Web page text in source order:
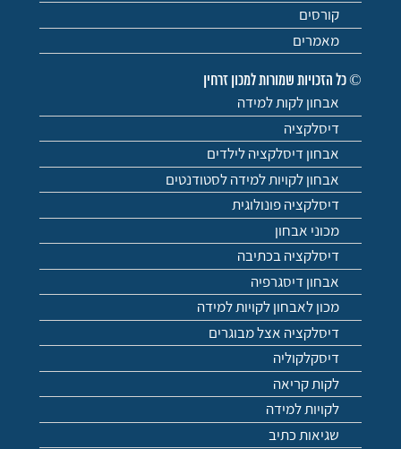
קורסים
מאמרים
© כל הזכויות שמורות למכון זרחין
אבחון לקות למידה
דיסלקציה
אבחון דיסלקציה לילדים
אבחון לקויות למידה לסטודנטים
דיסלקציה פונולוגית
מכוני אבחון
דיסלקציה בכתיבה
אבחון דיסגרפיה
מכון לאבחון לקויות למידה
דיסלקציה אצל מבוגרים
דיסקלקוליה
לקות קריאה
לקויות למידה
שגיאות כתיב